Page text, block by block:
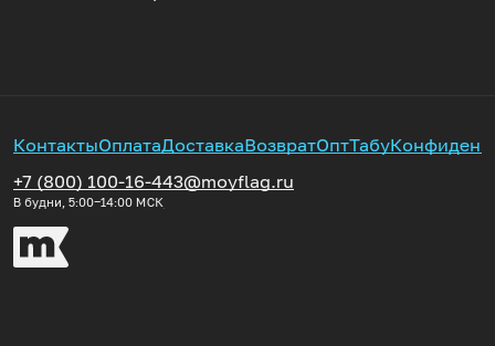
КонтактыОплатаДоставкаВозвратОптТабу
+7 (800) 100-16-44
В будни, 5:00‒14:00 МСК
3@moyflag.ru